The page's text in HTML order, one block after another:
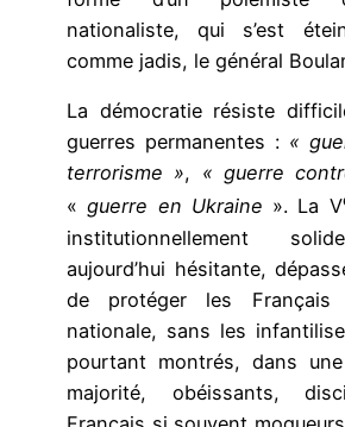
nationaliste, qui s’est
comme jadis, le général
La démocratie résiste
guerres permanentes : «
terrorisme », « guerre
«guerre en Ukraine ». La V
institutionnellement
aujourd’hui hésitante,
de protéger les Français
nationale, sans les
pourtant montrés, dans
majorité, obéissants,